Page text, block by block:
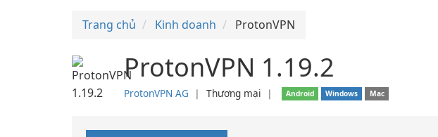
Trang chủ Kinh doanh ProtonVPN
ProtonVPN 1.19.2
ProtonVPN AG ❘ Thương mại ❘ Android Windows Mac